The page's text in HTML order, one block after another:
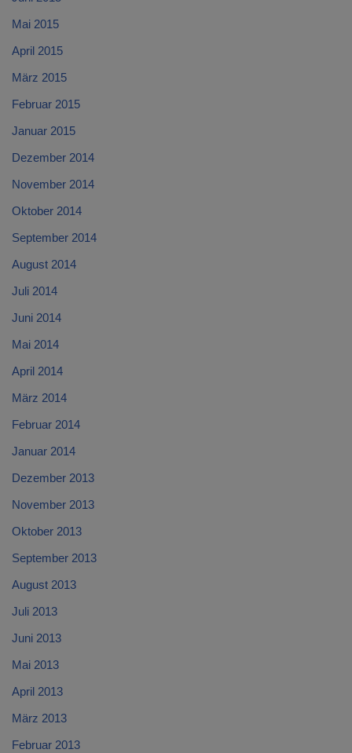
Mai 2015
April 2015
März 2015
Februar 2015
Januar 2015
Dezember 2014
November 2014
Oktober 2014
September 2014
August 2014
Juli 2014
Juni 2014
Mai 2014
April 2014
März 2014
Februar 2014
Januar 2014
Dezember 2013
November 2013
Oktober 2013
September 2013
August 2013
Juli 2013
Juni 2013
Mai 2013
April 2013
März 2013
Februar 2013